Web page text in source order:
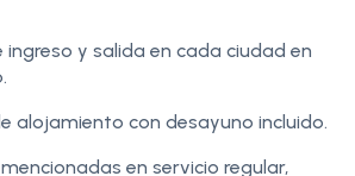
ingreso y salida en cada ciudad en
alojamiento con desayuno incluido.
en servicio regular,